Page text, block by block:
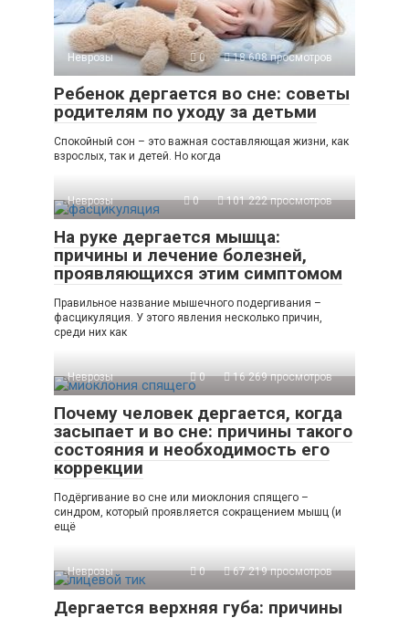
Неврозы 0 18 608 просмотров
Ребенок дергается во сне: советы
родителям по уходу за детьми
Спокойный сон – это важная составляющая жизни, как
взрослых, так и детей. Но когда
Неврозы 0 101 222 просмотров
На руке дергается мышца:
причины и лечение болезней,
проявляющихся этим симптомом
Правильное название мышечного подергивания –
фасцикуляция. У этого явления несколько причин,
среди них как
Неврозы 0 16 269 просмотров
Почему человек дергается, когда
засыпает и во сне: причины такого
состояния и необходимость его
коррекции
Подёргивание во сне или миоклония спящего –
синдром, который проявляется сокращением мышц (и
ещё
Неврозы 0 67 219 просмотров
Дергается верхняя губа: причины